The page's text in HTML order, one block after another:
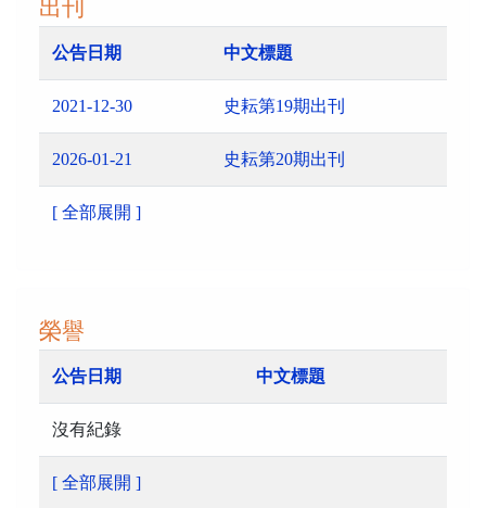
出刊
公告日期 中文標題
2021-12-30 史耘第19期出刊
2026-01-21 史耘第20期出刊
[ 全部展開 ]
榮譽
公告日期 中文標題
沒有紀錄
[ 全部展開 ]